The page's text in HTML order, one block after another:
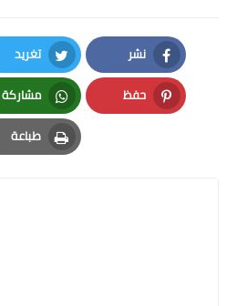
نشر
Facebook
تغريد
Twitter
حفظ
Pinterest
مشاركة
Whatsapp
طباعة
Print